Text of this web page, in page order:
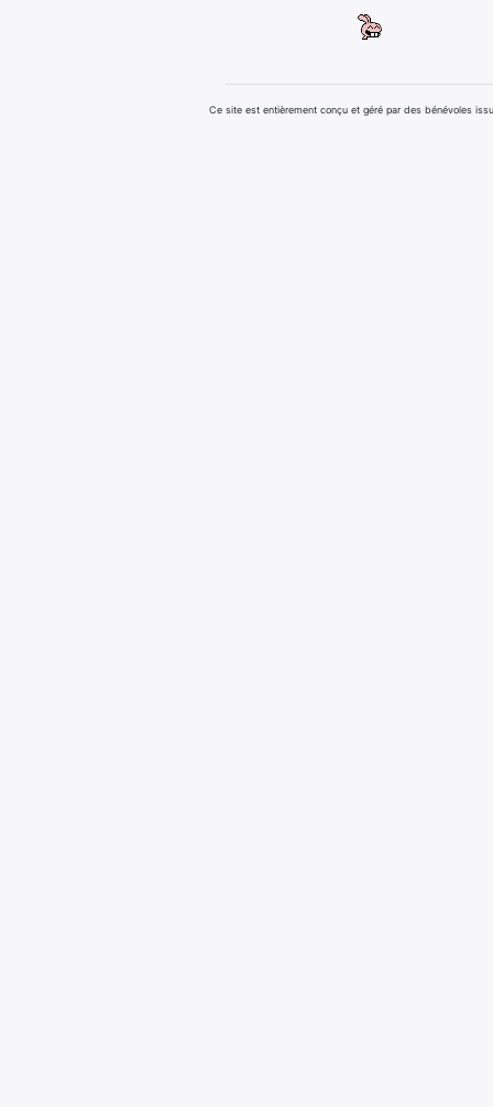
Ce site est entièrement conçu et géré par des bénévoles